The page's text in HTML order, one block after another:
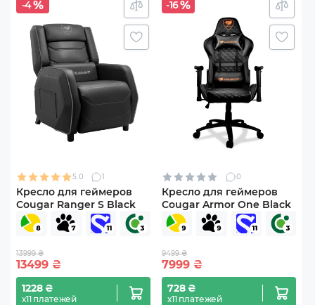
-4
5.0 1
Кресло для геймеров
Cougar Ranger S Black
13999 ₴
13499 ₴
1228 ₴
х11 платежей
-16
0
Кресло для геймеров
Cougar Armor One Black
9499 ₴
7999 ₴
728 ₴
х11 платежей